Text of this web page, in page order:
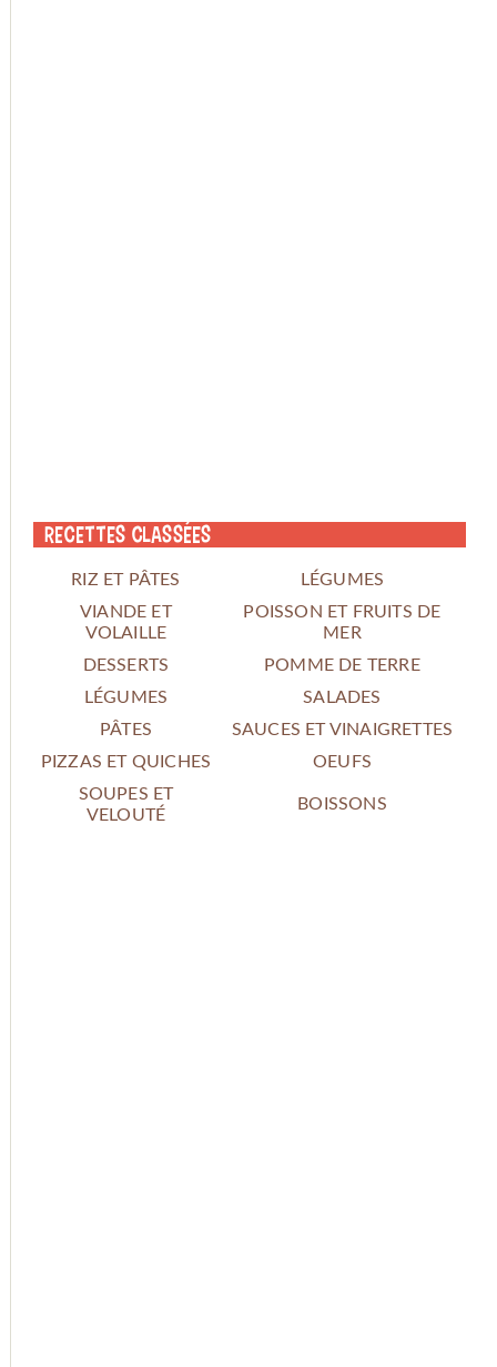
Recettes classées
RIZ ET PÂTES
LÉGUMES
VIANDE ET
VOLAILLE
POISSON ET FRUITS DE
MER
DESSERTS
POMME DE TERRE
LÉGUMES
SALADES
PÂTES
SAUCES ET VINAIGRETTES
PIZZAS ET QUICHES
OEUFS
SOUPES ET
VELOUTÉ
BOISSONS